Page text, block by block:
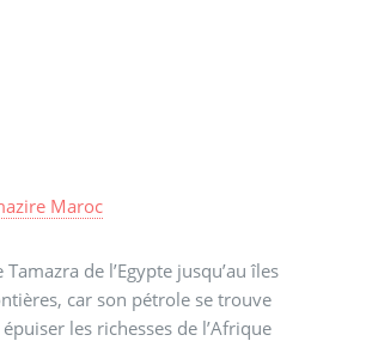
Maroc
de l’Egypte jusqu’au îles
car son pétrole se trouve
les richesses de l’Afrique